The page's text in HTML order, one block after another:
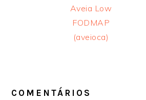
Post:
Aveia Low
FODMAP
(aveioca)
LEITOR
COMENTÁRIOS